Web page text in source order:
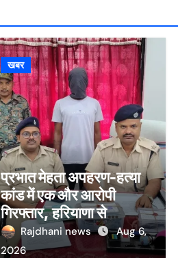
खबर
प्रभात मेहता अपहरण-हत्या
कांड में एक और आरोपी
गिरफ्तार, हरियाणा से
पकड़कर पलामू लाई पुलिस
Rajdhani news
Aug 6,
2026